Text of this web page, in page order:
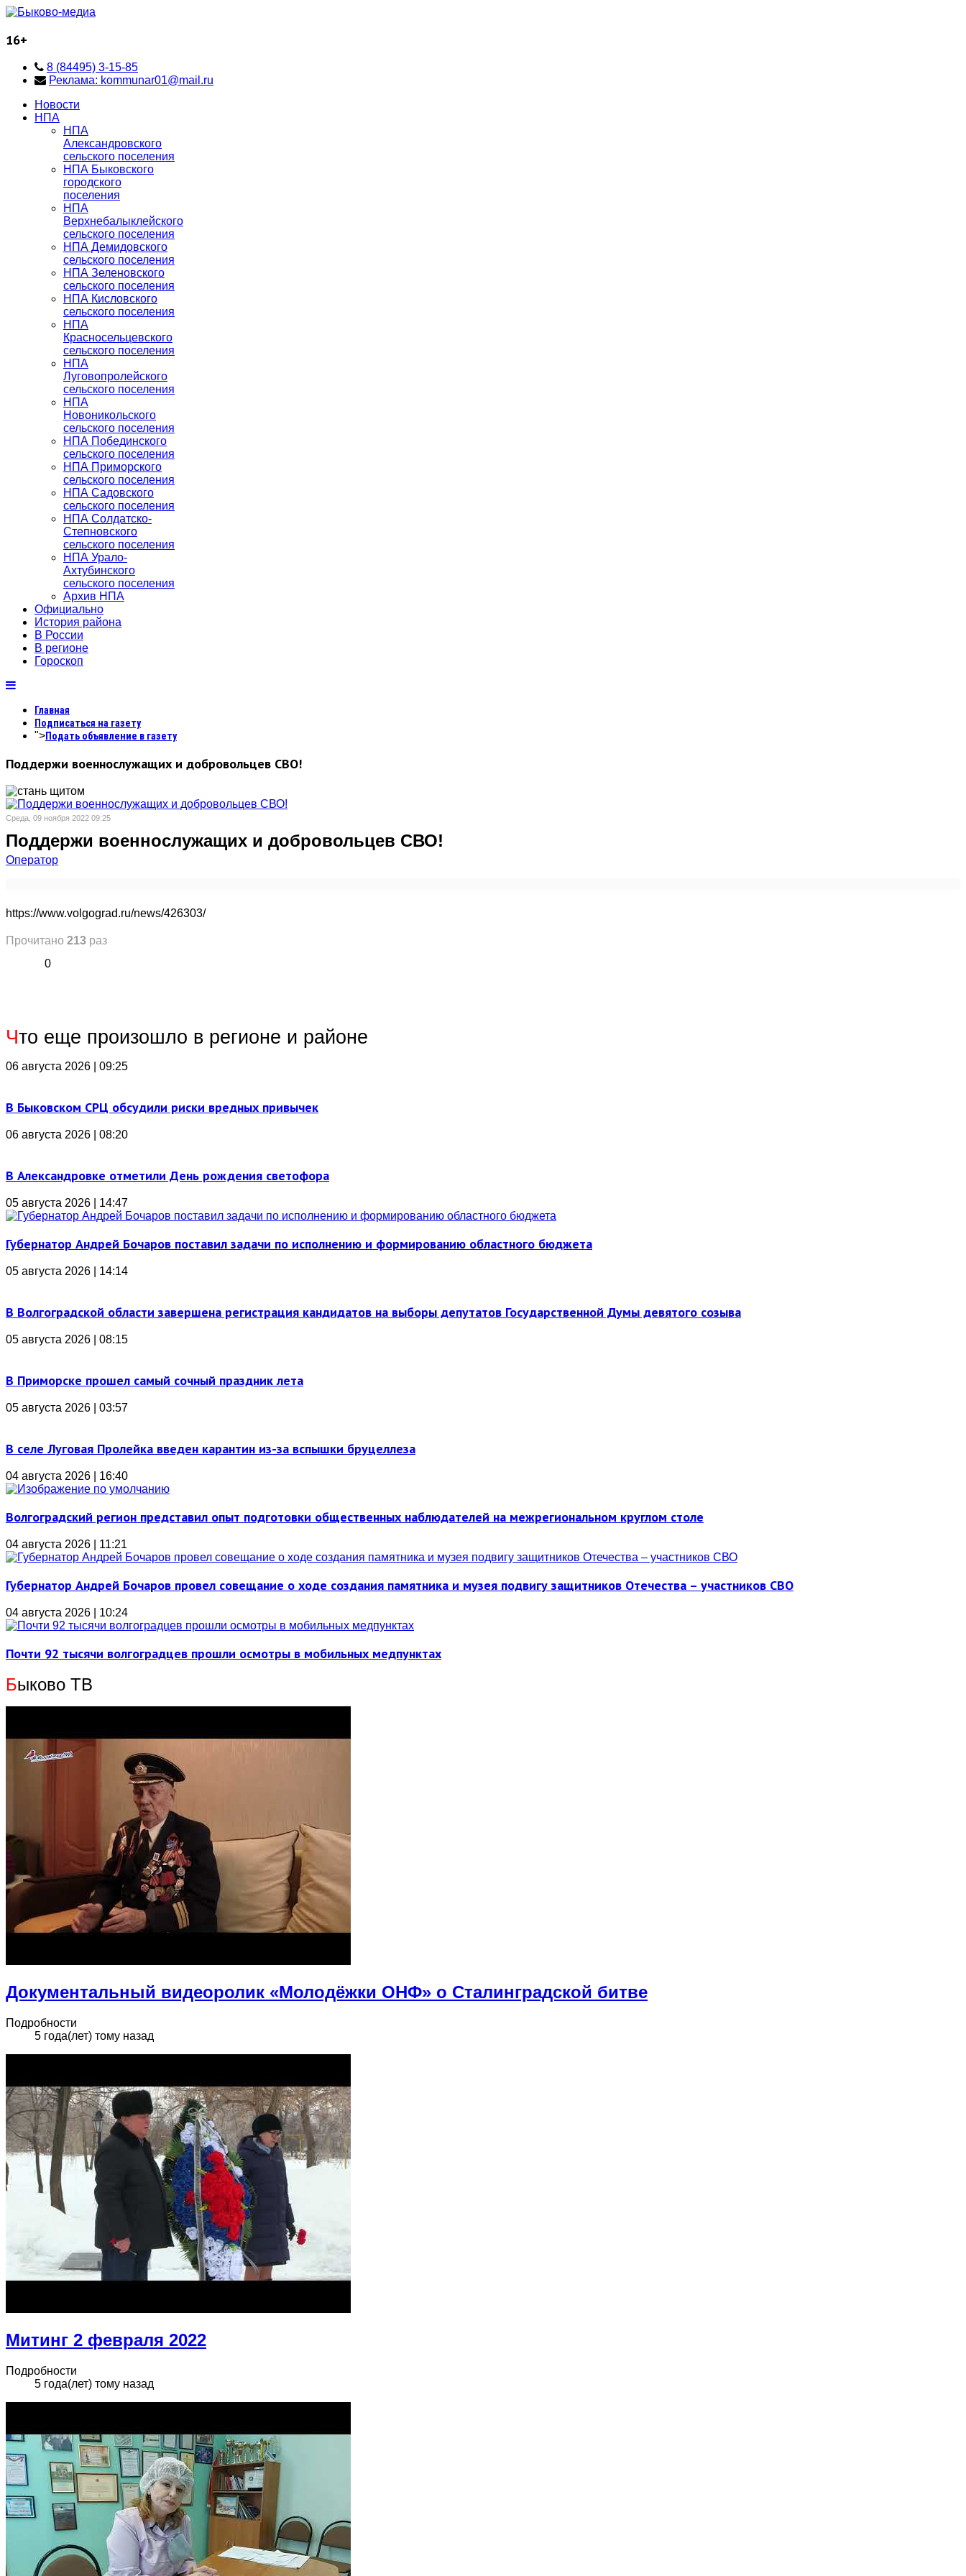
16+
8 (84495) 3-15-85
Реклама: kommunar01@mail.ru
Новости
НПА
НПА
Александровского
сельского поселения
НПА Быковского
городского
поселения
НПА
Верхнебалыклейского
сельского поселения
НПА Демидовского
сельского поселения
НПА Зеленовского
сельского поселения
НПА Кисловского
сельского поселения
НПА
Красносельцевского
сельского поселения
НПА
Луговопролейского
сельского поселения
НПА
Новоникольского
сельского поселения
НПА Побединского
сельского поселения
НПА Приморского
сельского поселения
НПА Садовского
сельского поселения
НПА Солдатско-
Степновского
сельского поселения
НПА Урало-
Ахтубинского
сельского поселения
Архив НПА
Официально
История района
В России
В регионе
Гороскоп
Главная
Подписаться на газету
">Подать объявление в газету
Поддержи военнослужащих и добровольцев СВО!
Среда, 09 ноября 2022 09:25
Поддержи военнослужащих и добровольцев СВО!
Оператор
https://www.volgograd.ru/news/426303/
Прочитано 213 раз
0
Что еще произошло в регионе и районе
06 августа 2026 | 09:25
В Быковском СРЦ обсудили риски вредных привычек
06 августа 2026 | 08:20
В Александровке отметили День рождения светофора
05 августа 2026 | 14:47
Губернатор Андрей Бочаров поставил задачи по исполнению и формированию областного бюджета
05 августа 2026 | 14:14
В Волгоградской области завершена регистрация кандидатов на выборы депутатов Государственной Думы девятого созыва
05 августа 2026 | 08:15
В Приморске прошел самый сочный праздник лета
05 августа 2026 | 03:57
В селе Луговая Пролейка введен карантин из-за вспышки бруцеллеза
04 августа 2026 | 16:40
Волгоградский регион представил опыт подготовки общественных наблюдателей на межрегиональном круглом столе
04 августа 2026 | 11:21
Губернатор Андрей Бочаров провел совещание о ходе создания памятника и музея подвигу защитников Отечества – участников СВО
04 августа 2026 | 10:24
Почти 92 тысячи волгоградцев прошли осмотры в мобильных медпунктах
Быково ТВ
Документальный видеоролик «Молодёжки ОНФ» о Сталинградской битве
Подробности
5 года(лет) тому назад
Митинг 2 февраля 2022
Подробности
5 года(лет) тому назад